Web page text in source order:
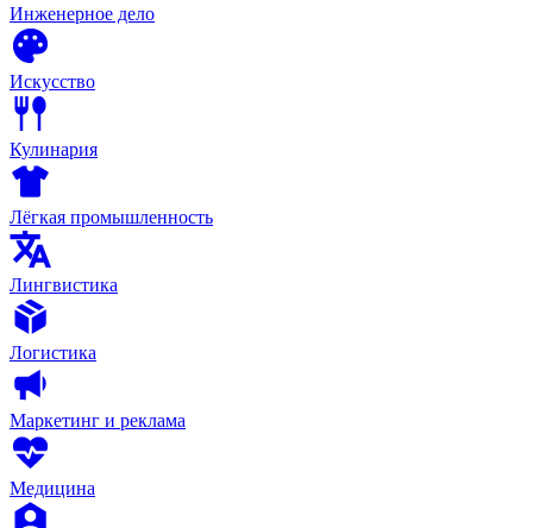
Инженерное дело
Искусство
Кулинария
Лёгкая промышленность
Лингвистика
Логистика
Маркетинг и реклама
Медицина